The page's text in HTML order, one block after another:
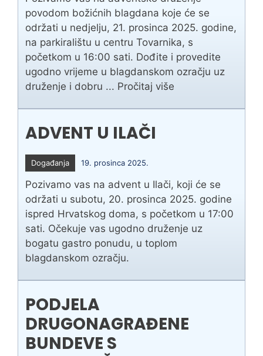
povodom božićnih blagdana koje će se
održati u nedjelju, 21. prosinca 2025. godine,
na parkiralištu u centru Tovarnika, s
početkom u 16:00 sati. Dođite i provedite
ugodno vrijeme u blagdanskom ozračju uz
druženje i dobru ... Pročitaj više
ADVENT U ILAČI
Događanja 19. prosinca 2025.
Pozivamo vas na advent u Ilači, koji će se
održati u subotu, 20. prosinca 2025. godine
ispred Hrvatskog doma, s početkom u 17:00
sati. Očekuje vas ugodno druženje uz
bogatu gastro ponudu, u toplom
blagdanskom ozračju.
PODJELA
DRUGONAGRAĐENE
BUNDEVE S